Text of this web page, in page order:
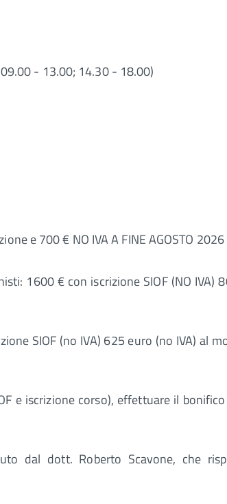
- 13.00; 14.30 - 18.00)
e 700 € NO IVA A FINE AGOSTO 2026
1600 € con iscrizione SIOF (NO
SIOF (no IVA) 625 euro (no IVA) al
e iscrizione corso), effettuare il
dal dott. Roberto Scavone, che